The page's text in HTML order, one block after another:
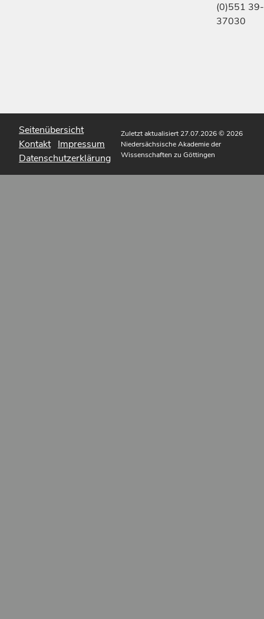
(0)551 39-
37030
Seitenübersicht
Kontakt Impressum
Datenschutzerklärung
Zuletzt aktualisiert 27.07.2026© 2026
Niedersächsische Akademie der
Wissenschaften zu Göttingen